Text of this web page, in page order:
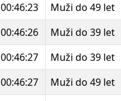
00:46:23 Muži do 49 let
00:46:26 Muži do 39 let
00:46:27 Muži do 39 let
00:46:27 Muži do 49 let